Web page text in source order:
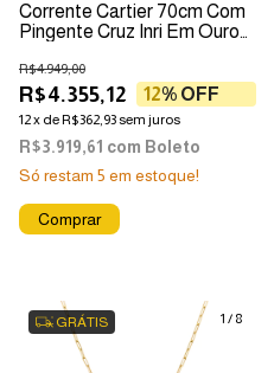
Corrente Cartier 70cm Com
Pingente Cruz Inri Em Ouro
R$4.355,12
R$4.949,00
12% OFF
12x deR$362,93sem juros
R$3.919,61 com Boleto
Só restam 5 em estoque!
1 / 8
GRÁTIS